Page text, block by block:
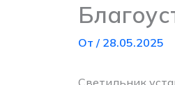
От / 28.05.2025
Светильник